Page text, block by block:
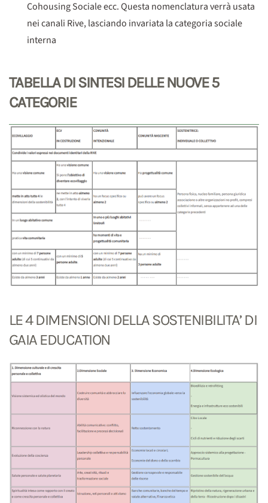
Cohousing Sociale ecc. Questa nomenclatura verrà usata
nei canali Rive, lasciando invariata la categoria sociale
interna
TABELLA DI SINTESI DELLE NUOVE 5
CATEGORIE
LE 4 DIMENSIONI DELLA SOSTENIBILITA’ DI
GAIA EDUCATION